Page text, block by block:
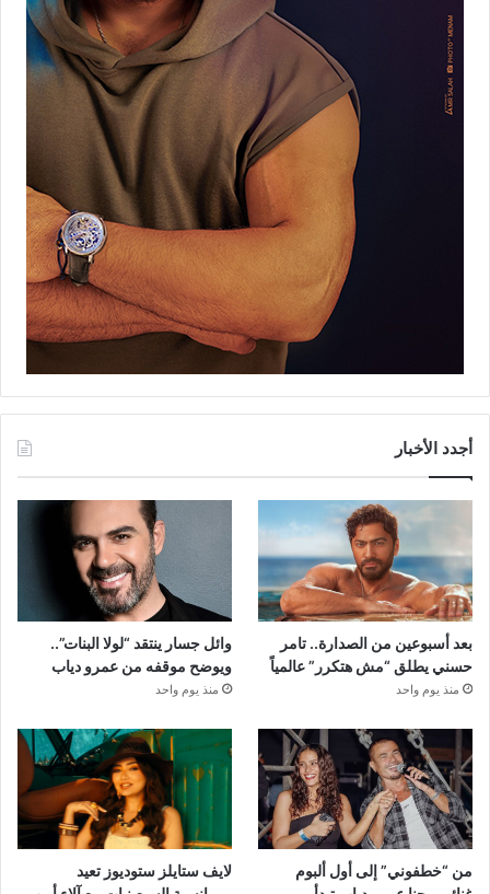
أجدد الأخبار
بعد أسبوعين من الصدارة.. تامر
حسني يطلق “مش هتكرر” عالمياً
منذ يوم واحد
وائل جسار ينتقد “لولا البنات”..
ويوضح موقفه من عمرو دياب
منذ يوم واحد
من “خطفوني” إلى أول ألبوم
لايف ستايلز ستوديوز تعيد